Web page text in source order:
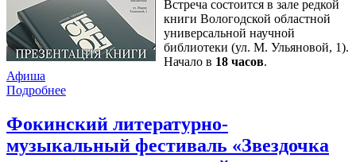
Встреча состоится в зале редкой
книги Вологодской областной
универсальной научной
библиотеки (ул. М. Ульяновой, 1).
Начало в 18 часов.
Афиша
Подробнее
Фокинский литературно-
музыкальный фестиваль «Звездочка